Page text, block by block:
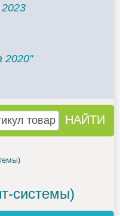
2020"
системы)